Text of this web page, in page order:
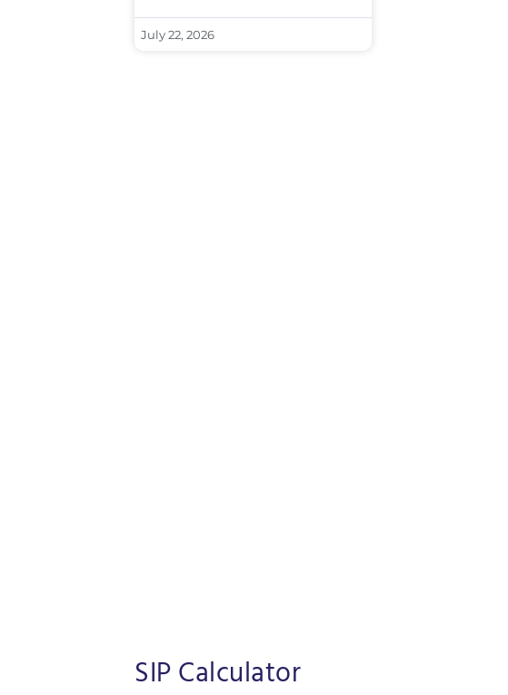
July 22, 2026
SIP Calculator